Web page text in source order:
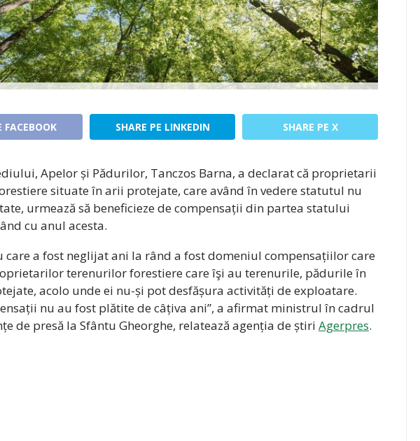
FACEBOOK SHARE PE LINKEDIN SHARE PE X
Apelor și Pădurilor, Tanczos Barna, a declarat că proprietarii
situate în arii protejate, care având în vedere statutul nu
urmează să beneficieze de compensații din partea statului
cu anul acesta.
care a fost neglijat ani la rând a fost domeniul compensațiilor care
terenurilor forestiere care îşi au terenurile, pădurile în
acolo unde ei nu-și pot desfășura activități de exploatare.
nu au fost plătite de câțiva ani”, a afirmat ministrul în cadrul
de presă la Sfântu Gheorghe, relatează agenția de știri Agerpres.